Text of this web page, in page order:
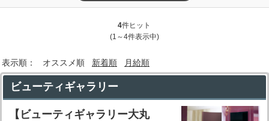
4件ヒット
(1～4件表示中)
表示順： オススメ順 新着順 月給順
ビューティギャラリー
【ビューティギャラリー大丸